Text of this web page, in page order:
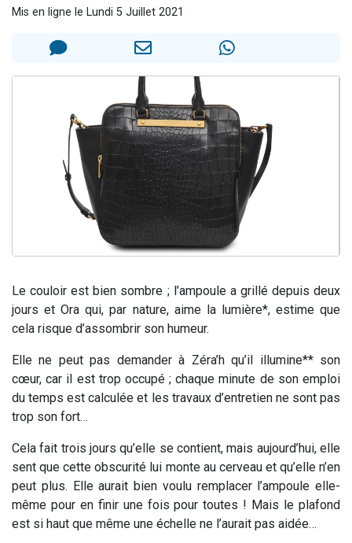
Il reste 49 places pour étudier en groupe sur Zoom
Mis en ligne le Lundi 5 Juillet 2021
Le couloir est bien sombre ; l’ampoule a grillé depuis deux
jours et Ora qui, par nature, aime la lumière*, estime que
cela risque d’assombrir son humeur.
Elle ne peut pas demander à Zéra’h qu’il illumine** son
cœur, car il est trop occupé ; chaque minute de son emploi
du temps est calculée et les travaux d’entretien ne sont pas
trop son fort…
Cela fait trois jours qu’elle se contient, mais aujourd’hui, elle
sent que cette obscurité lui monte au cerveau et qu’elle n’en
peut plus. Elle aurait bien voulu remplacer l’ampoule elle-
même pour en finir une fois pour toutes ! Mais le plafond
est si haut que même une échelle ne l’aurait pas aidée…